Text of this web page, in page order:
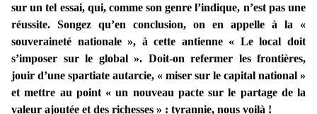
sur un tel essai, qui, comme son genre l’indique, n’est pas une
réussite. Songez qu’en conclusion, on en appelle à la «
souveraineté nationale », à cette antienne « Le local doit
s’imposer sur le global ». Doit-on refermer les frontières,
jouir d’une spartiate autarcie, « miser sur le capital national »
et mettre au point « un nouveau pacte sur le partage de la
valeur ajoutée et des richesses » : tyrannie, nous voilà !